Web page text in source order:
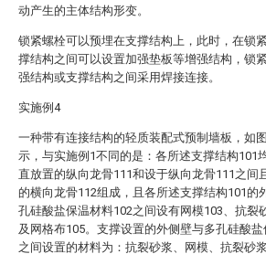
动产生的主体结构形变。
锁紧螺栓可以预埋在支撑结构上，此时，在锁
撑结构之间可以设置加强垫板等增强结构，锁
强结构或支撑结构之间采用焊接连接。
实施例4
一种带有连接结构的轻质装配式预制墙板，如
示，与实施例1不同的是：各所述支撑结构101
直放置的纵向龙骨111和设于纵向龙骨111之间
的横向龙骨112组成，且各所述支撑结构101的
孔硅酸盐保温材料102之间设有网模103、抗裂
及网格布105。支撑设置的外侧壁与多孔硅酸
之间设置的材料为：抗裂砂浆、网模、抗裂砂